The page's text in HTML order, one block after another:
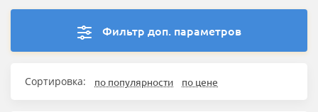
Фильтр доп. параметров
Сортировка: по популярности по цене